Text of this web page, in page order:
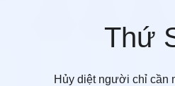
Thứ
Hủy diệt người chỉ cần